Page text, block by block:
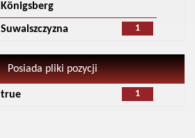
Königsberg
1
Suwalszczyzna
Posiada pliki pozycji
1
true